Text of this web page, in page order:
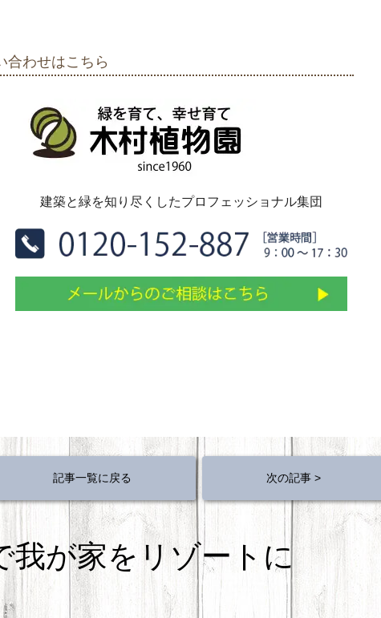
合わせはこちら
建築と緑を知り尽くしたプロフェッショナル集団
記事一覧に戻る 次の記事 >
我が家をリゾートに